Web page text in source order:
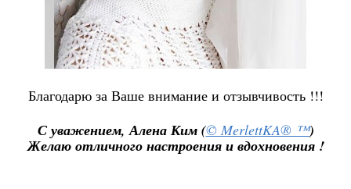
Благодарю за Ваше внимание и отзывчивость !!!
С уважением, Алена Ким (© MerlettKA® ™)
Желаю отличного настроения и вдохновения !